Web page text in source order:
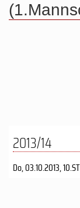
2013/14
Do, 03.10.2013, 10.ST